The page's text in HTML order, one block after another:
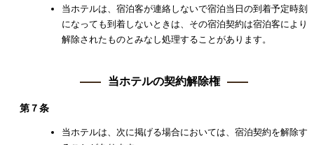
当ホテルは、宿泊客が連絡しないで宿泊当日の到着予定時刻
になっても到着しないときは、その宿泊契約は宿泊客により
解除されたものとみなし処理することがあります。
当ホテルの契約解除権
第７条
当ホテルは、次に掲げる場合においては、宿泊契約を解除す